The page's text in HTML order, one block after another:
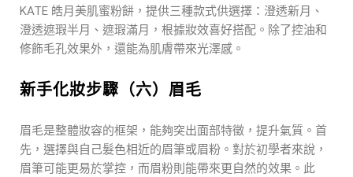
KATE 皓月美肌蜜粉餅，提供三種款式供選擇：澄透新月、
澄透遮瑕半月、遮瑕滿月，根據妝效喜好搭配。除了控油和
修飾毛孔效果外，還能為肌膚帶來光澤感。
新手化妝步驟（六）眉毛
眉毛是整體妝容的框架，能夠突出面部特徵，提升氣質。首
先，選擇與自己髮色相近的眉筆或眉粉。對於初學者來說，
眉筆可能更易於掌控，而眉粉則能帶來更自然的效果。此